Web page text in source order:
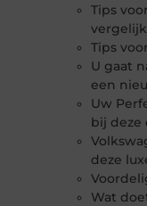
Tips
Tips
U gaat
een
Uw
bij deze
deze
Wat